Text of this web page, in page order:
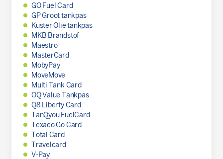
GO Fuel Card
GP Groot tankpas
Kuster Olie tankpas
MKB Brandstof
Maestro
MasterCard
MobyPay
MoveMove
Multi Tank Card
OQ Value Tankpas
Q8 Liberty Card
TanQyou FuelCard
Texaco Go Card
Total Card
Travelcard
V-Pay